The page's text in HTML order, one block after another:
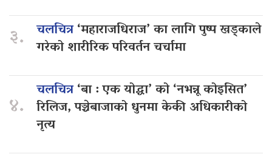
३. चलचित्र‘महाराजधिराज’ का लागि पुष्प खड्काले
गरेको शारीरिक परिवर्तन चर्चामा
४.
चलचित्र‘बा : एक योद्धा’ को ‘नभन्नू कोइसित’
रिलिज, पञ्चेबाजाको धुनमा केकी अधिकारीको
नृत्य